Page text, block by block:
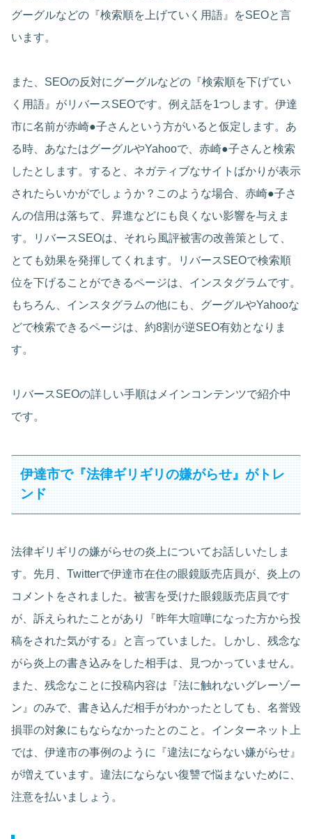
グーグルなどの『検索順を上げていく用語』をSEOと言
います。
また、SEOの反対にグーグルなどの『検索順を下げてい
く用語』がリバースSEOです。例え話を1つします。伊達
市に名前が赤崎●子さんという方がいると仮定します。あ
る時、あなたはグーグルやYahooで、赤崎●子さんと検索
したとします。すると、ネガティブなサイトばかりが表示
されたらいかがでしょうか？このような場合、赤崎●子さ
んの信用は落ちて、昇進などにも良くない影響を与えま
す。リバースSEOは、それら風評被害の改善策として、
とても効果を発揮してくれます。リバースSEOで検索順
位を下げることができるページは、インスタグラムです。
もちろん、インスタグラムの他にも、グーグルやYahooな
どで検索できるページは、約8割が逆SEO有効となりま
す。
リバースSEOの詳しい手順はメインコンテンツで紹介中
です。
伊達市で『法律ギリギリの嫌がらせ』がトレ
ンド
法律ギリギリの嫌がらせの炎上についてお話しいたしま
す。先月、Twitterで伊達市在住の眼鏡販売店員が、炎上の
コメントをされました。被害を受けた眼鏡販売店員です
が、訴えられたことがあり『昨年大喧嘩になった方から投
稿をされた気がする』と言っていました。しかし、残念な
がら炎上の書き込みをした相手は、見つかっていません。
また、残念なことに投稿内容は『法に触れないグレーゾー
ン』のみで、書き込んだ相手がわかったとしても、名誉毀
損罪の対象にもならなかったとのこと。インターネット上
では、伊達市の事例のように『違法にならない嫌がらせ』
が増えています。違法にならない復讐で悩まないために、
注意を払いましょう。